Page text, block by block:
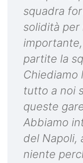
squadra
solidità
partite la
Chiediamo
tutto a noi
queste
Abbiamo
del Napoli,
niente